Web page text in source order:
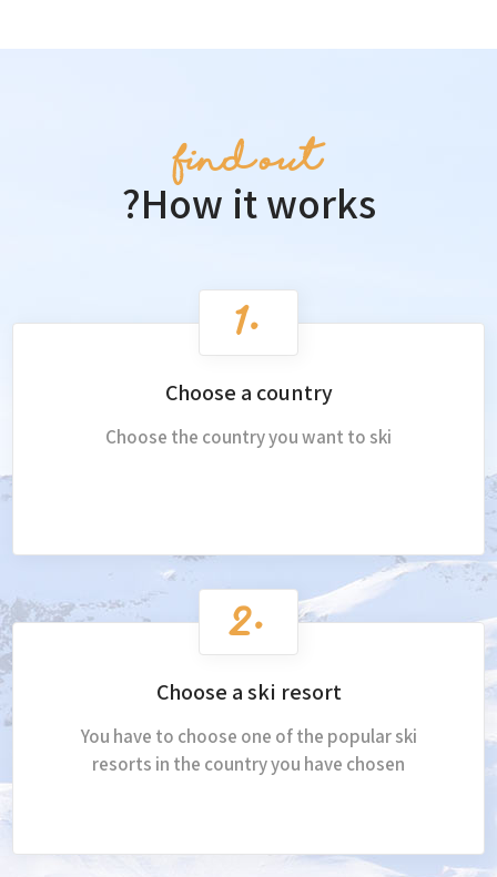
find out
?How it works
Choose a country
Choose the country you want to ski
Choose a ski resort
You have to choose one of the popular ski
resorts in the country you have chosen